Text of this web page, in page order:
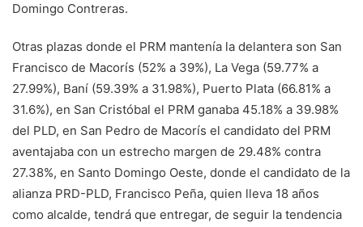
Domingo Contreras.
Otras plazas donde el PRM mantenía la delantera son San
Francisco de Macorís (52% a 39%), La Vega (59.77% a
27.99%), Baní (59.39% a 31.98%), Puerto Plata (66.81% a
31.6%), en San Cristóbal el PRM ganaba 45.18% a 39.98%
del PLD, en San Pedro de Macorís el candidato del PRM
aventajaba con un estrecho margen de 29.48% contra
27.38%, en Santo Domingo Oeste, donde el candidato de la
alianza PRD-PLD, Francisco Peña, quien lleva 18 años
como alcalde, tendrá que entregar, de seguir la tendencia